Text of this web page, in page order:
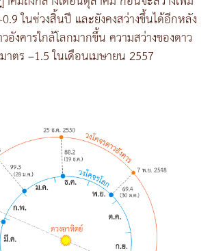
ในช่วงสิ้นปี และยังคงสว่างขึ้นได้อีกหลัง
อังคารใกล้โลกมากขึ้น ความสว่างของดาว
าตร –1.5 ในเดือนเมษายน 2557